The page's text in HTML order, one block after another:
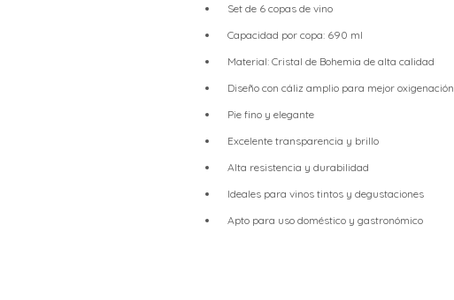
Set de 6 copas de vino
Capacidad por copa: 690 ml
Material: Cristal de Bohemia de alta calidad
Diseño con cáliz amplio para mejor oxigenación
Pie fino y elegante
Excelente transparencia y brillo
Alta resistencia y durabilidad
Ideales para vinos tintos y degustaciones
Apto para uso doméstico y gastronómico